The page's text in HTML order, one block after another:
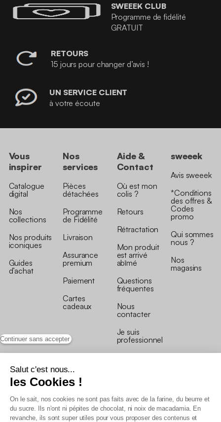
Continuer sans accepter
Salut c'est nous...
les Cookies !
On le sait, nos cookies ne sont pas faits avec de la farine, du beurre et
du sucre. Ils n’ont ni pépites de chocolat, ni noix de macadamia. En
revanche, ils sont super utiles pour vous proposer des contenus et
SWEEEK CLUB
Programme de fidélité
GRATUIT
RETOURS
15 jours pour changer d’avis !
UN SERVICE CLIENT
à votre écoute
Vous
inspirer
Catalogue
digital
Nos
collections
Nos produits
iconiques
Guides
d’achat
Nos
services
Pièces
détachées
Programme
de Fidélité
Livraison
Assurance
premium
Paiement
Cartes
cadeaux
Aide &
Contact
Où est mon
colis ?
Retours
Rétractation
Mon produit
est arrivé
abîmé
Questions
fréquentes
Nous
contacter
Je suis
professionnel
sweeek
Avis sweeek
*Conditions
des offres &
Codes
promo
Qui sommes
nous ?
Nos
magasins
Conditions générales de vente
Conditions générales du programme de fidélité